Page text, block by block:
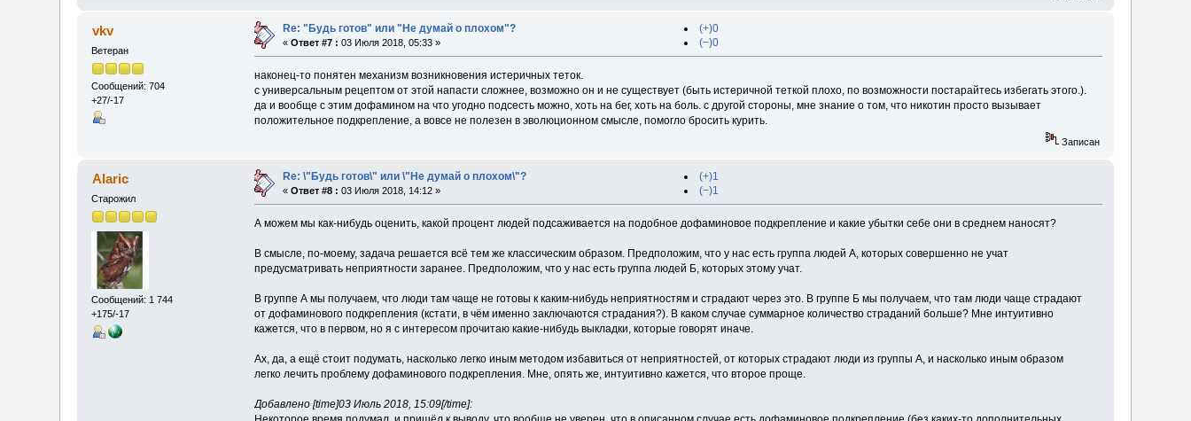
vkv
Ветеран
Сообщений: 704
+27/-17
Re: "Будь готов" или "Не думай о плохом"?
«Ответ #7 : 03 Июля 2018, 05:33 »
(+)0
(−)0
наконец-то понятен механизм возникновения истеричных теток.
с универсальным рецептом от этой напасти сложнее, возможно он и не существует (быть истеричной теткой плохо, по возможности постарайтесь избегать этого.).
да и вообще с этим дофамином на что угодно подсесть можно, хоть на бег, хоть на боль. с другой стороны, мне знание о том, что никотин просто вызывает
положительное подкрепление, а вовсе не полезен в эволюционном смысле, помогло бросить курить.
Записан
Alaric
Старожил
Сообщений: 1 744
+175/-17
Re: \"Будь готов\" или \"Не думай о плохом\"?
«Ответ #8 : 03 Июля 2018, 14:12 »
(+)1
(−)1
А можем мы как-нибудь оценить, какой процент людей подсаживается на подобное дофаминовое подкрепление и какие убытки себе они в среднем наносят?
В смысле, по-моему, задача решается всё тем же классическим образом. Предположим, что у нас есть группа людей А, которых совершенно не учат
предусматривать неприятности заранее. Предположим, что у нас есть группа людей Б, которых этому учат.
В группе А мы получаем, что люди там чаще не готовы к каким-нибудь неприятностям и страдают через это. В группе Б мы получаем, что там люди чаще страдают
от дофаминового подкрепления (кстати, в чём именно заключаются страдания?). В каком случае суммарное количество страданий больше? Мне интуитивно
кажется, что в первом, но я с интересом прочитаю какие-нибудь выкладки, которые говорят иначе.
Ах, да, а ещё стоит подумать, насколько легко иным методом избавиться от неприятностей, от которых страдают люди из группы А, и насколько иным образом
легко лечить проблему дофаминового подкрепления. Мне, опять же, интуитивно кажется, что второе проще.
Добавлено [time]03 Июль 2018, 15:09[/time]: